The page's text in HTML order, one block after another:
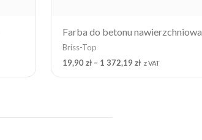
Farba do betonu nawierzchniowa
Briss-Top
19,90zł – 1 372,19 zł z VAT